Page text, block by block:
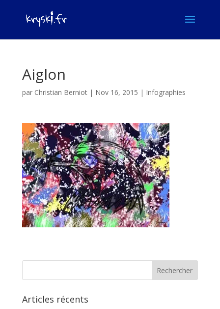
Aiglon
par Christian Berniot| Nov 16, 2015 | Infographies
Articles récents